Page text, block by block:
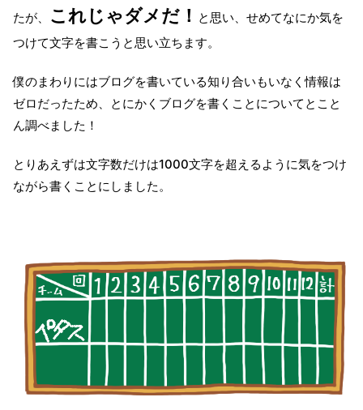
たが、
これじゃダメだ！ と思い、せめてなにか気を
つけて文字を書こうと思い立ちます。
僕のまわりにはブログを書いている知り合いもいなく情報は
ゼロだったため、とにかくブログを書くことについてとこと
ん調べました！
とりあえずは文字数だけは1000文字を超えるように気をつけ
ながら書くことにしました。